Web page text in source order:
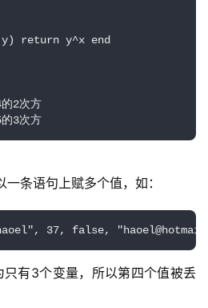
return y^x end
2次方
3次方
一条语句上赋多个值，如：
37, false,
只有3个变量，所以第四个值被丢